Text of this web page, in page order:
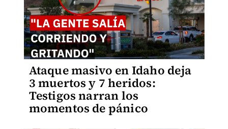
Ataque masivo en Idaho deja
3 muertos y 7 heridos:
Testigos narran los
momentos de pánico